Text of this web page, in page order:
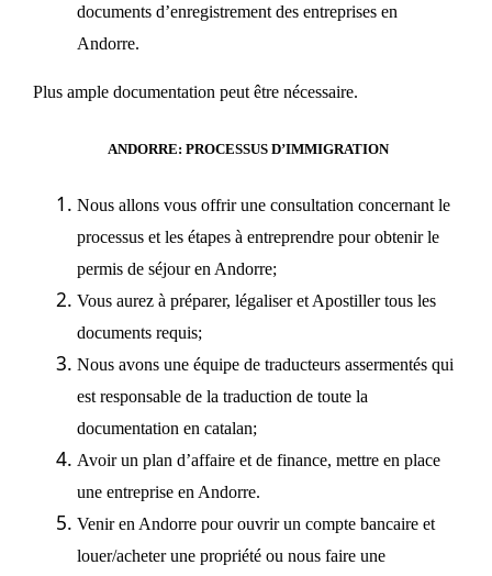
documents d’enregistrement des entreprises en
Andorre.
Plus ample documentation peut être nécessaire.
ANDORRE: PROCESSUS D’IMMIGRATION
Nous allons vous offrir une consultation concernant le
processus et les étapes à entreprendre pour obtenir le
permis de séjour en Andorre;
Vous aurez à préparer, légaliser et Apostiller tous les
documents requis;
Nous avons une équipe de traducteurs assermentés qui
est responsable de la traduction de toute la
documentation en catalan;
Avoir un plan d’affaire et de finance, mettre en place
une entreprise en Andorre.
Venir en Andorre pour ouvrir un compte bancaire et
louer/acheter une propriété ou nous faire une